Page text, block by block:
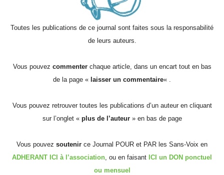
Toutes les publications de ce journal sont faites sous la responsabilité
de leurs auteurs.
Vous pouvez commenterchaque article, dans un encart tout en bas
de la page « laisser un commentaire« .
Vous pouvez retrouver toutes les publications d’un auteur en cliquant
sur l’onglet « plus de l’auteur» en bas de page
Vous pouvez soutenir ce Journal POUR et PAR les Sans-Voix en
ADHERANT ICI à l’association, ou en faisant ICI un DON ponctuel
ou mensuel